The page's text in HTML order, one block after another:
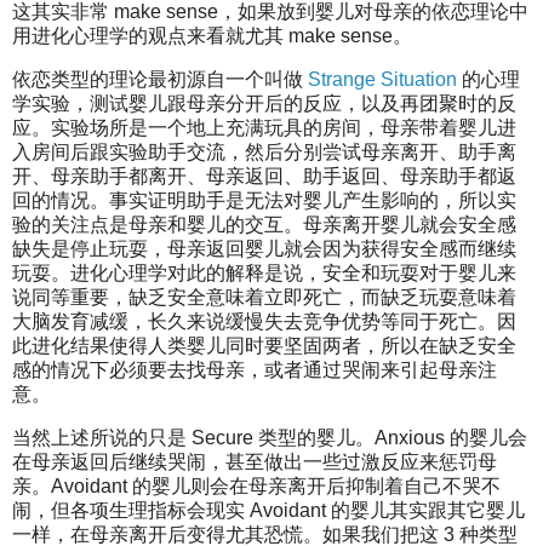
这其实非常 make sense，如果放到婴儿对母亲的依恋理论中
用进化心理学的观点来看就尤其 make sense。
依恋类型的理论最初源自一个叫做 Strange Situation 的心理
学实验，测试婴儿跟母亲分开后的反应，以及再团聚时的反
应。实验场所是一个地上充满玩具的房间，母亲带着婴儿进
入房间后跟实验助手交流，然后分别尝试母亲离开、助手离
开、母亲助手都离开、母亲返回、助手返回、母亲助手都返
回的情况。事实证明助手是无法对婴儿产生影响的，所以实
验的关注点是母亲和婴儿的交互。母亲离开婴儿就会安全感
缺失是停止玩耍，母亲返回婴儿就会因为获得安全感而继续
玩耍。进化心理学对此的解释是说，安全和玩耍对于婴儿来
说同等重要，缺乏安全意味着立即死亡，而缺乏玩耍意味着
大脑发育减缓，长久来说缓慢失去竞争优势等同于死亡。因
此进化结果使得人类婴儿同时要坚固两者，所以在缺乏安全
感的情况下必须要去找母亲，或者通过哭闹来引起母亲注
意。
当然上述所说的只是 Secure 类型的婴儿。Anxious 的婴儿会
在母亲返回后继续哭闹，甚至做出一些过激反应来惩罚母
亲。Avoidant 的婴儿则会在母亲离开后抑制着自己不哭不
闹，但各项生理指标会现实 Avoidant 的婴儿其实跟其它婴儿
一样，在母亲离开后变得尤其恐慌。如果我们把这 3 种类型